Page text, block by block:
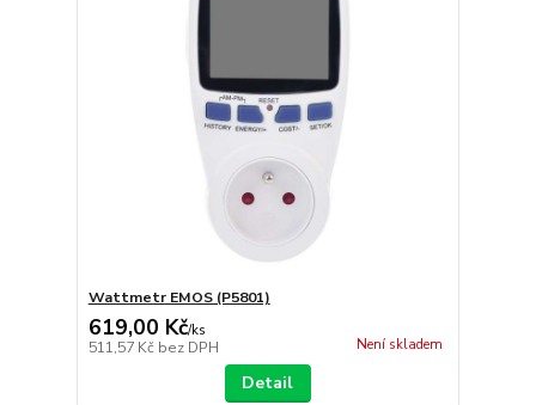
Wattmetr EMOS (P5801)
619,00 Kč/ks
511,57 Kč bez DPH Není skladem
Detail